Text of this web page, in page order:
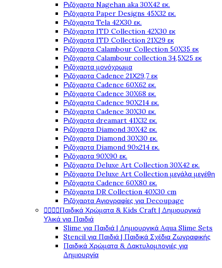
Ριζόχαρτα Nagehan aka 30X42 εκ.
Ριζόχαρτα Paper Designs 45X32 εκ.
Ριζόχαρτα Tela 42Χ30 εκ.
Ριζόχαρτα ITD Collection 42X30 εκ
Ριζόχαρτα ITD Collection 21X29 εκ
Ριζόχαρτα Calambour Collection 50X35 εκ
Ριζόχαρτα Calambour collection 34,5X25 εκ
Ριζόχαρτα μονόχρωμα
Ριζόχαρτα Cadence 21Χ29,7 εκ
Ριζόχαρτα Cadence 60X62 εκ.
Ριζόχαρτα Cadence 30X68 εκ.
Ριζόχαρτα Cadence 90X214 εκ.
Ριζόχαρτα Cadence 30X30 εκ.
Ριζόχαρτα dreamart 41X32 εκ.
Ριζόχαρτα Diamond 30X42 εκ.
Ριζόχαρτα Diamond 30X30 εκ.
Ριζόχαρτα Diamond 90x214 εκ.
Ριζόχαρτα 90X90 εκ.
Ριζόχαρτα Deluxe Art Collection 30X42 εκ.
Ριζόχαρτα Deluxe Art Collection μεγάλα μεγέθη
Ριζόχαρτα Cadence 60X80 εκ.
Ριζόχαρτα DR Collection 40X30 cm
Ριζόχαρτα Αγιογραφίες για Decoupage
Παιδικά Χρώματα & Kids Craft | Δημιουργικά
Υλικά για Παιδιά
Slime για Παιδιά | Δημιουργικά Aqua Slime Sets
Stencil για Παιδιά | Παιδικά Σχέδια Ζωγραφικής
Παιδικά Χρώματα & Δακτυλομπογιές για
Δημιουργία